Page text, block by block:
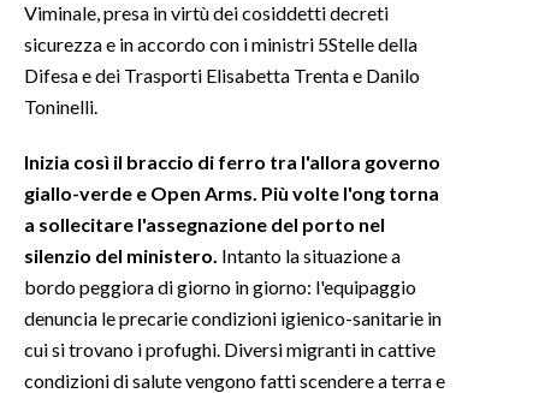
Viminale, presa in virtù dei cosiddetti decreti
sicurezza e in accordo con i ministri 5Stelle della
Difesa e dei Trasporti Elisabetta Trenta e Danilo
Toninelli.
Inizia così il braccio di ferro tra l'allora governo
giallo-verde e Open Arms. Più volte l'ong torna
a sollecitare l'assegnazione del porto nel
silenzio del ministero. Intanto la situazione a
bordo peggiora di giorno in giorno: l'equipaggio
denuncia le precarie condizioni igienico-sanitarie in
cui si trovano i profughi. Diversi migranti in cattive
condizioni di salute vengono fatti scendere a terra e